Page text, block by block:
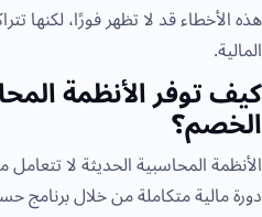
هذه الأخطاء قد لا تظهر فورًا، لكنها
المالية.
كيف توفر الأنظمة
الخصم؟
الأنظمة المحاسبية الحديثة لا
دورة مالية متكاملة من خلال